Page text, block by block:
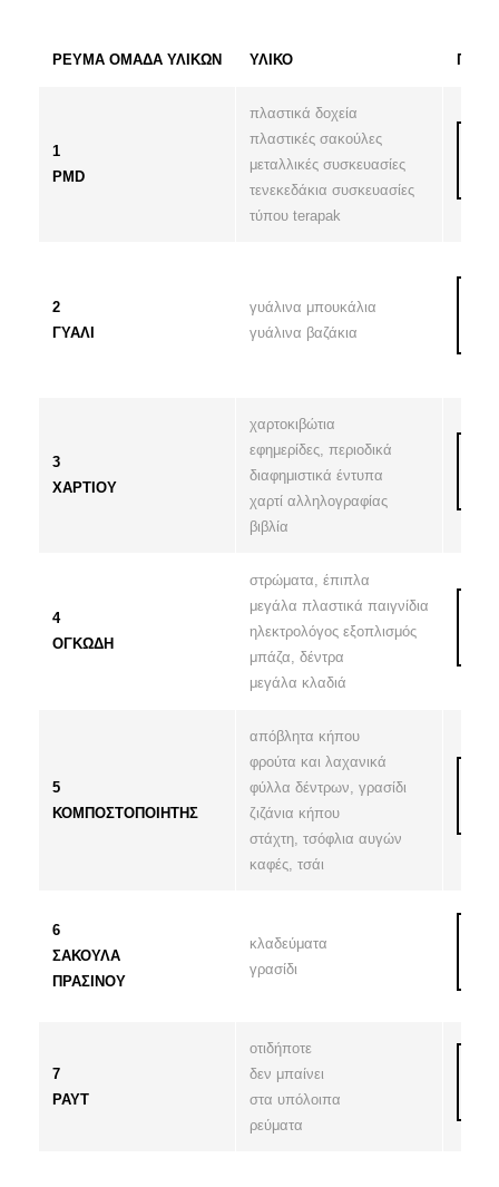
ΡΕYΜΑ ΟΜAΔΑ ΥΛΙΚΩΝ ΥΛΙΚΟ ΠΟΥ
1
PMD
πλαστικά δοχεία
πλαστικές σακούλες
μεταλλικές συσκευασίες
τενεκεδάκια συσκευασίες
τύπου terapak
2
ΓΥΑΛΙ
γυάλινα μπουκάλια
γυάλινα βαζάκια
3
ΧΑΡΤΙΟΥ
χαρτοκιβώτια
εφημερίδες, περιοδικά
διαφημιστικά έντυπα
χαρτί αλληλογραφίας
βιβλία
4
ΟΓΚΩΔΗ
στρώματα, έπιπλα
μεγάλα πλαστικά παιγνίδια
ηλεκτρολόγος εξοπλισμός
μπάζα, δέντρα
μεγάλα κλαδιά
5
ΚΟΜΠΟΣΤΟΠΟΙΗΤΗΣ
απόβλητα κήπου
φρούτα και λαχανικά
φύλλα δέντρων, γρασίδι
ζιζάνια κήπου
στάχτη, τσόφλια αυγών
καφές, τσάι
6
ΣΑΚΟΥΛΑ
ΠΡΑΣΙΝΟΥ
κλαδεύματα
γρασίδι
7
PAYT
οτιδήποτε
δεν μπαίνει
στα υπόλοιπα
ρεύματα